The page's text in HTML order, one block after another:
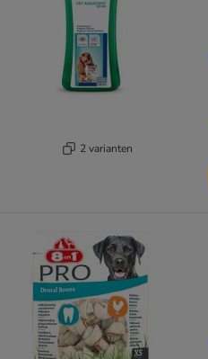
2 varianten